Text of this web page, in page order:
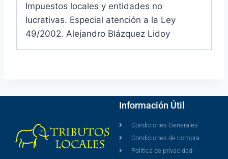
Impuestos locales y entidades no
lucrativas. Especial atención a la Ley
49/2002. Alejandro Blázquez Lidoy
Información Útil
Condiciones Generales
Condiciones de compra
Política de privacidad